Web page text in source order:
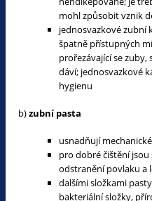
mohl způsobit vznik
jednosvazkové zubní
špatně přístupných
prořezávající se zuby,
dáví; jednosvazkové
hygienu
b)zubní pasta
usnadňují
pro dobré čištění
odstranění povlaku a
dalšími složkami
bakteriální složky,